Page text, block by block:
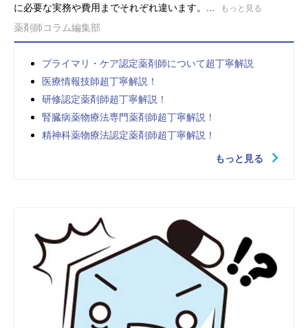
に必要な実務や費用までそれぞれ違います。...
もっと見る
薬剤師コラム編集部
プライマリ・ケア認定薬剤師について超丁寧解説
医療情報技師超丁寧解説！
研修認定薬剤師超丁寧解説！
腎臓病薬物療法専門薬剤師超丁寧解説！
精神科薬物療法認定薬剤師超丁寧解説！
もっと見る